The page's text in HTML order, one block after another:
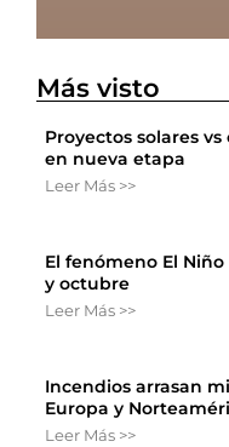
Más visto
Proyectos solares
en nueva etapa
Leer Más >>
El fenómeno El
y octubre
Leer Más >>
Incendios arrasan
Europa y
Leer Más >>